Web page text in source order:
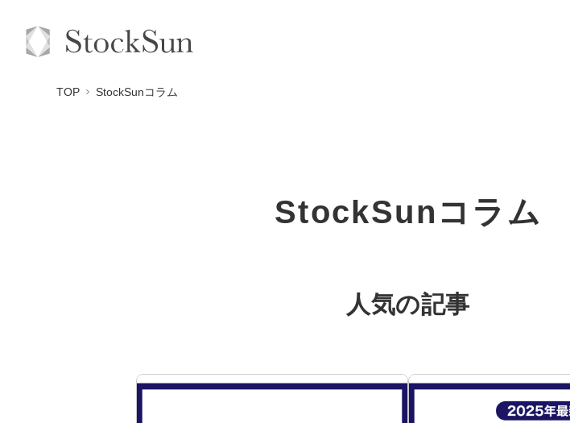
BPO支援
お役立ち資料
年収エージェント
TOP StockSunコラム
StockSunコラム
人気の記事